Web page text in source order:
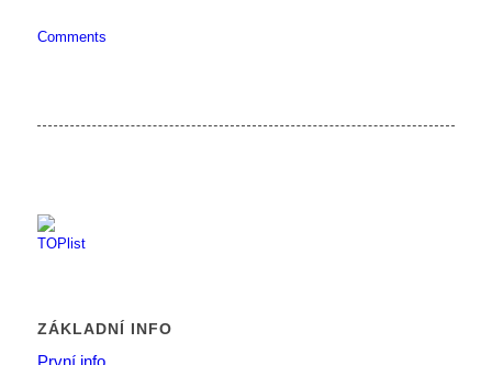
Comments
ZÁKLADNÍ INFO
První info